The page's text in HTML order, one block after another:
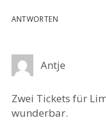
ANTWORTEN
Antje
Zwei Tickets für
wunderbar.